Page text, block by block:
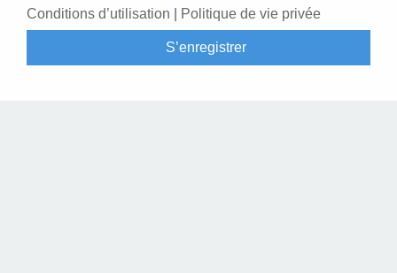
Conditions d’utilisation Politique de vie privée
S’enregistrer